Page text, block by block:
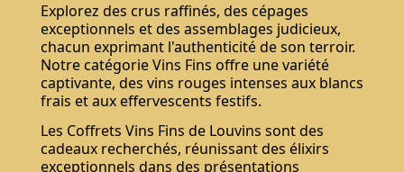
Explorez des crus raffinés, des cépages
exceptionnels et des assemblages judicieux,
chacun exprimant l'authenticité de son terroir.
Notre catégorie Vins Fins offre une variété
captivante, des vins rouges intenses aux blancs
frais et aux effervescents festifs.
Les Coffrets Vins Fins de Louvins sont des
cadeaux recherchés, réunissant des élixirs
exceptionnels dans des présentations